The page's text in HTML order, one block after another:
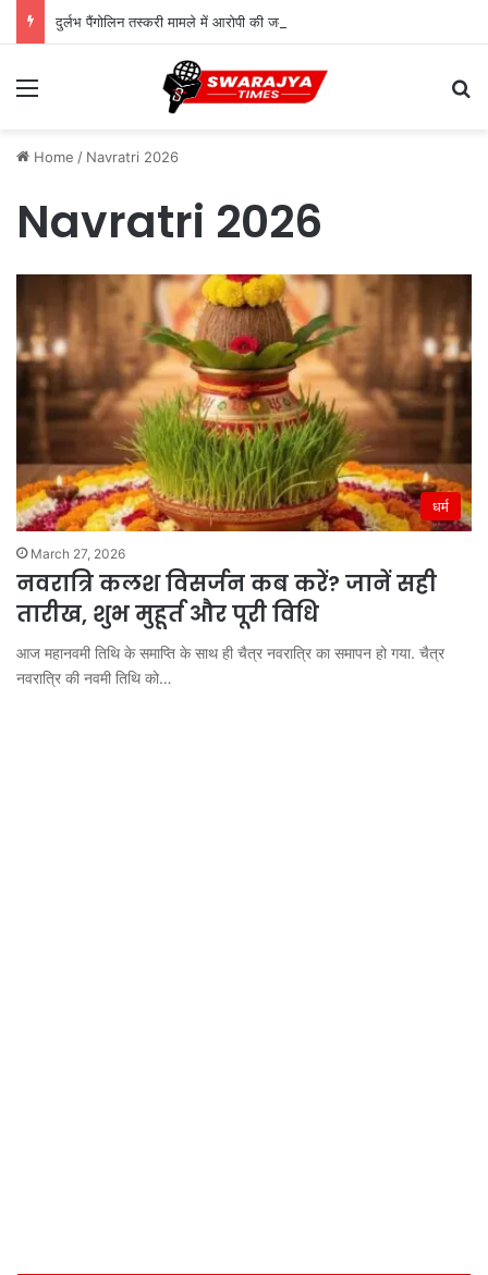
दुर्लभ पैंगोलिन तस्करी मामले में आरोपी की जमानत याचिका खारिज
Menu
Home / Navratri 2026
Navratri 2026
धर्म
March 27, 2026
नवरात्रि कलश विसर्जन कब करें? जानें सही
तारीख, शुभ मुहूर्त और पूरी विधि
आज महानवमी तिथि के समाप्ति के साथ ही चैत्र नवरात्रि का समापन हो गया. चैत्र
नवरात्रि की नवमी तिथि को…